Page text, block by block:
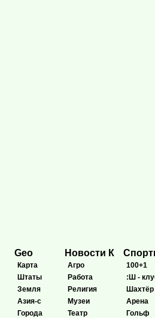
Geo
Карта
Штаты
Земля
Азия-с
Города
Новости К
Агро
Работа
Религия
Музеи
Театр
100+1
:Ш -
Шахтёр
Арена
Гольф